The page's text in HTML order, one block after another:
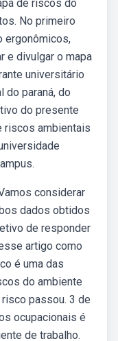
de riscos do
No primeiro
ergonômicos,
e divulgar o mapa
universitário
do paraná, do
do presente
riscos ambientais
considerar
dados obtidos
de responder
artigo como
é uma das
do ambiente
passou. 3 de
ocupacionais é
de trabalho.